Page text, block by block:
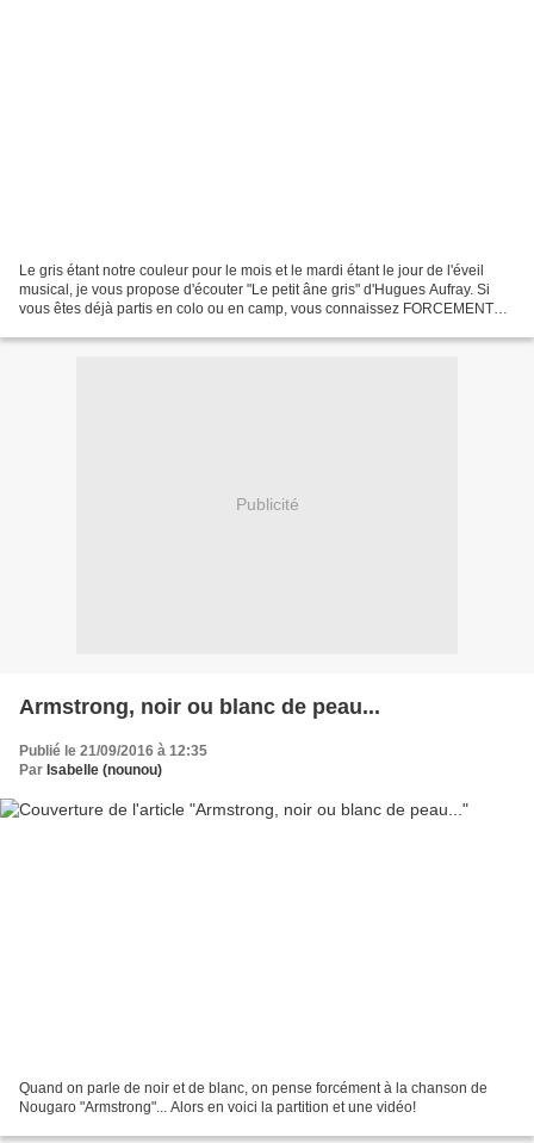
Le gris étant notre couleur pour le mois et le mardi étant le jour de l'éveil
musical, je vous propose d'écouter "Le petit âne gris" d'Hugues Aufray. Si
vous êtes déjà partis en colo ou en camp, vous connaissez FORCEMENT
Publicité
Armstrong, noir ou blanc de peau...
Publié le 21/09/2016 à 12:35
Par Isabelle (nounou)
Quand on parle de noir et de blanc, on pense forcément à la chanson de
Nougaro "Armstrong"... Alors en voici la partition et une vidéo!